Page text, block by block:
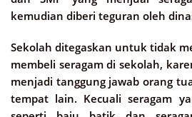
kemudian diberi teguran oleh
Sekolah ditegaskan untuk tidak
membeli seragam di sekolah,
menjadi tanggung jawab orang
tempat lain. Kecuali seragam